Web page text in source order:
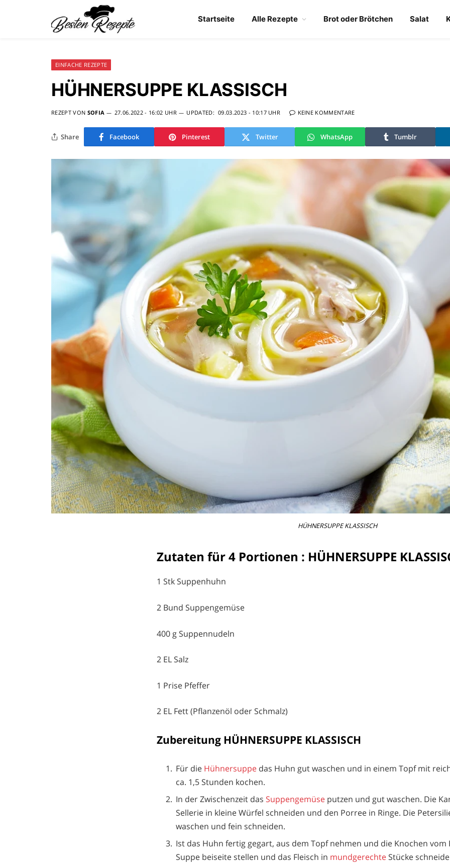
Startseite Alle Rezepte Brot oder Brötchen Salat
EINFACHE REZEPTE
HÜHNERSUPPE KLASSISCH
REZEPT VON SOFIA 27.06.2022 - 16:02 UHR UPDATED: 09.03.2023 - 10:17 UHR KEINE KOMMENTARE
Share Facebook Pinterest Twitter WhatsApp Tumblr
HÜHNERSUPPE KLASSISCH
Zutaten für 4 Portionen : HÜHNERSUPPE
1 Stk Suppenhuhn
2 Bund Suppengemüse
400 g Suppennudeln
2 EL Salz
1 Prise Pfeffer
2 EL Fett (Pflanzenöl oder Schmalz)
Zubereitung HÜHNERSUPPE KLASSISCH
Für die Hühnersuppe das Huhn gut waschen und in einem Topf mit
ca. 1,5 Stunden kochen.
In der Zwischenzeit das Suppengemüse putzen und gut waschen. Die
Sellerie in kleine Würfel schneiden und den Porree in Ringe. Die
waschen und fein schneiden.
Ist das Huhn fertig gegart, aus dem Topf nehmen und die Knochen vom
Suppe beiseite stellen und das Fleisch in mundgerechte Stücke